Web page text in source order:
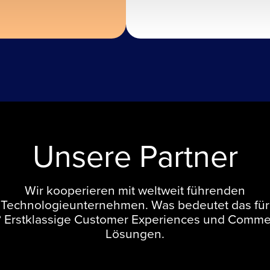
Unsere Partner
Wir kooperieren mit weltweit führenden
Technologieunternehmen. Was bedeutet das für
Erstklassige Customer Experiences und
Lösungen.